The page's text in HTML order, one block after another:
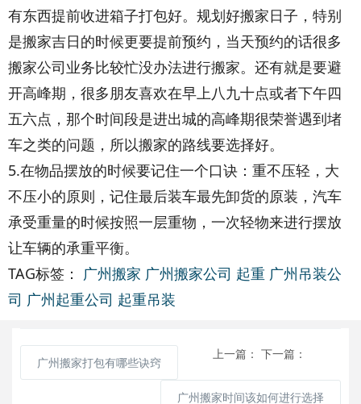
有东西提前收进箱子打包好。规划好搬家日子，特别
是搬家吉日的时候更要提前预约，当天预约的话很多
搬家公司业务比较忙没办法进行搬家。还有就是要避
开高峰期，很多朋友喜欢在早上八九十点或者下午四
五六点，那个时间段是进出城的高峰期很荣誉遇到堵
车之类的问题，所以搬家的路线要选择好。
5.在物品摆放的时候要记住一个口诀：重不压轻，大
不压小的原则，记住最后装车最先卸货的原装，汽车
承受重量的时候按照一层重物，一次轻物来进行摆放
让车辆的承重平衡。
TAG标签： 广州搬家 广州搬家公司 起重 广州吊装公
司 广州起重公司 起重吊装
上一篇：
广州搬家打包有哪些诀窍
下一篇：
广州搬家时间该如何进行选择